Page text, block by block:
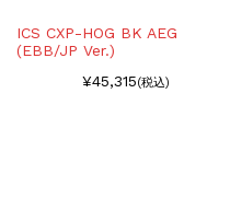
ICS CXP-HOG BK AEG
(EBB/JP Ver.)
¥45,315(税込)